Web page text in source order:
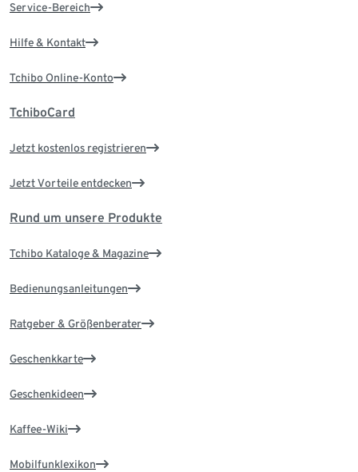
Service-Bereich
Hilfe & Kontakt
Tchibo Online-Konto
TchiboCard
Jetzt kostenlos registrieren
Jetzt Vorteile entdecken
Rund um unsere Produkte
Tchibo Kataloge & Magazine
Bedienungsanleitungen
Ratgeber & Größenberater
Geschenkkarte
Geschenkideen
Kaffee-Wiki
Mobilfunklexikon